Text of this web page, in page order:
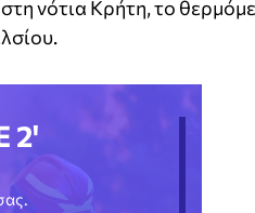
νότια Κρήτη, το
2'